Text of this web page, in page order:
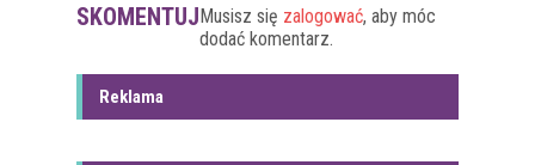
SKOMENTUJMusisz się zalogować, aby móc
dodać komentarz.
Reklama